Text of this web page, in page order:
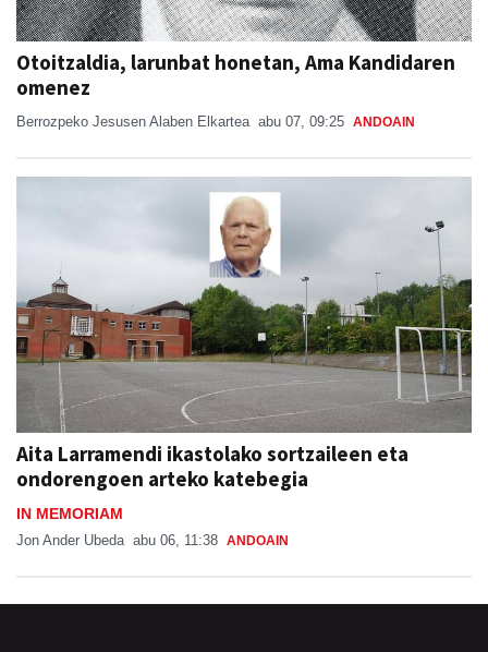
Otoitzaldia, larunbat honetan, Ama Kandidaren
omenez
Berrozpeko Jesusen Alaben Elkartea abu 07, 09:25 ANDOAIN
Aita Larramendi ikastolako sortzaileen eta
ondorengoen arteko katebegia
IN MEMORIAM
Jon Ander Ubeda abu 06, 11:38 ANDOAIN